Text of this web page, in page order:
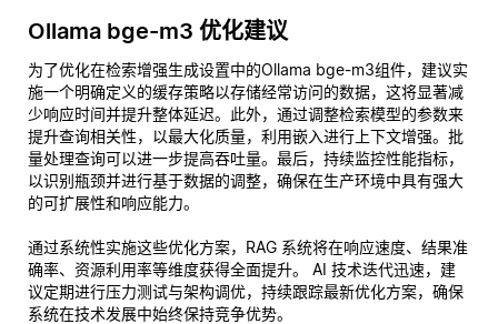
Ollama bge-m3 优化建议
为了优化在检索增强生成设置中的Ollama bge-m3组件，建议实
施一个明确定义的缓存策略以存储经常访问的数据，这将显著减
少响应时间并提升整体延迟。此外，通过调整检索模型的参数来
提升查询相关性，以最大化质量，利用嵌入进行上下文增强。批
量处理查询可以进一步提高吞吐量。最后，持续监控性能指标，
以识别瓶颈并进行基于数据的调整，确保在生产环境中具有强大
的可扩展性和响应能力。
通过系统性实施这些优化方案，RAG 系统将在响应速度、结果准
确率、资源利用率等维度获得全面提升。 AI 技术迭代迅速，建
议定期进行压力测试与架构调优，持续跟踪最新优化方案，确保
系统在技术发展中始终保持竞争优势。